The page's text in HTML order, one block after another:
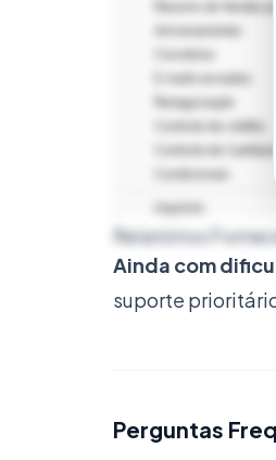
Relatórios
Ainda com
suporte
Perguntas